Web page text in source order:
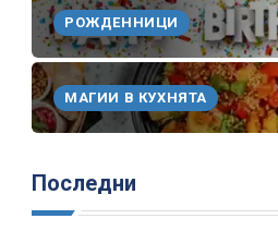
РОЖДЕННИЦИ
МАГИИ В КУХНЯТА
Последни